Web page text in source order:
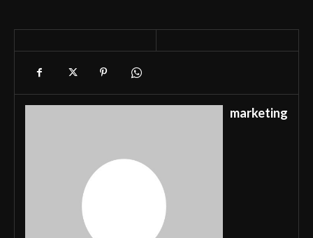
marketing